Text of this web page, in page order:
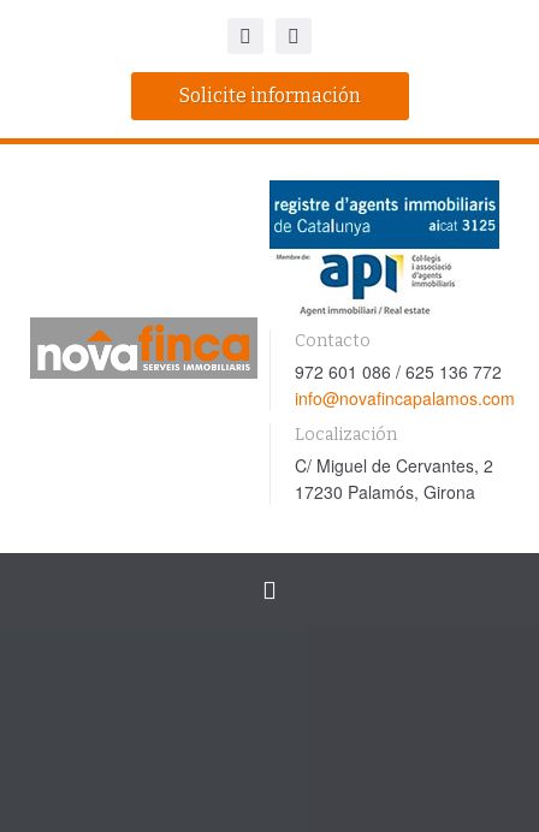
Solicite información
Contacto
972 601 086 / 625 136 772
info@novafincapalamos.com
Localización
C/ Miguel de Cervantes, 2
17230 Palamós, Girona
Toggle